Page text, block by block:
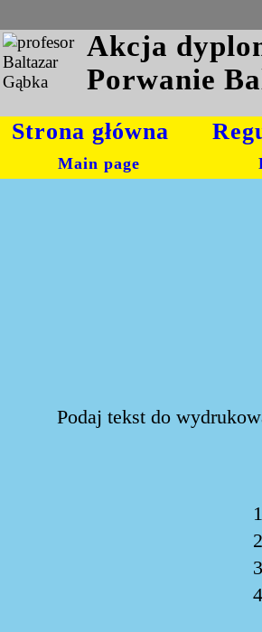
Akcja
Porwanie
Strona główna
Main page
Podaj tekst do